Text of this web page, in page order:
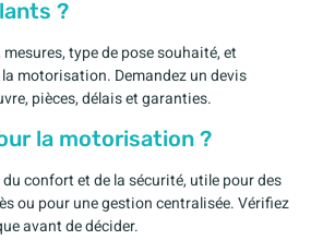
?
type de pose souhaité, et
motorisation. Demandez un devis
pièces, délais et garanties.
la motorisation ?
confort et de la sécurité, utile pour des
ou pour une gestion centralisée. Vérifiez
avant de décider.